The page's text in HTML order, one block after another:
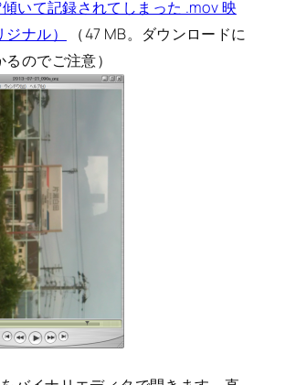
いて記録されてしまった .mov 映
ナル）
（47 MB。ダウンロードに
のでご注意）